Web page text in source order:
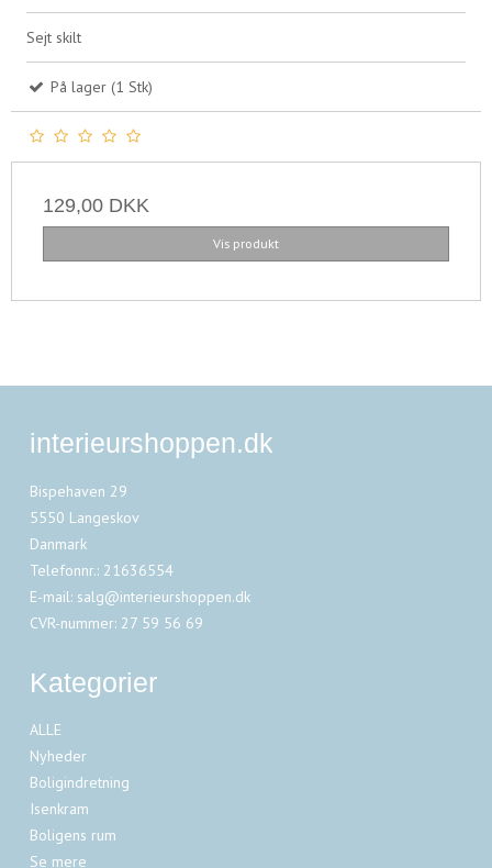
Sejt skilt
På lager (1 Stk)
129,00 DKK
Vis produkt
interieurshoppen.dk
Bispehaven 29
5550 Langeskov
Danmark
Telefonnr.: 21636554
E-mail: salg@interieurshoppen.dk
CVR-nummer: 27 59 56 69
Kategorier
ALLE
Nyheder
Boligindretning
Isenkram
Boligens rum
Se mere